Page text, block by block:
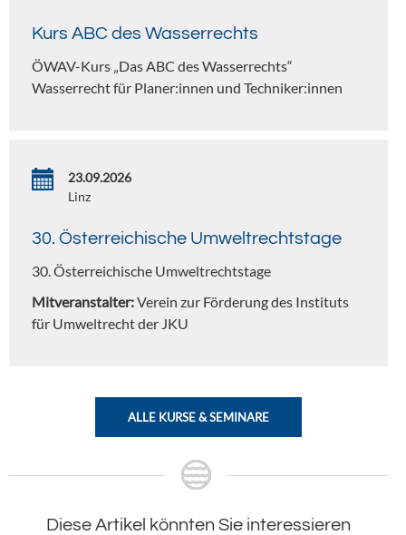
Kurs ABC des Wasserrechts
ÖWAV-Kurs „Das ABC des Wasserrechts“
Wasserrecht für Planer:innen und Techniker:innen
23.09.2026
Linz
30. Österreichische Umweltrechtstage
30. Österreichische Umweltrechtstage
Mitveranstalter:Verein zur Förderung des Instituts
für Umweltrecht der JKU
ALLE KURSE & SEMINARE
Diese Artikel könnten Sie interessieren